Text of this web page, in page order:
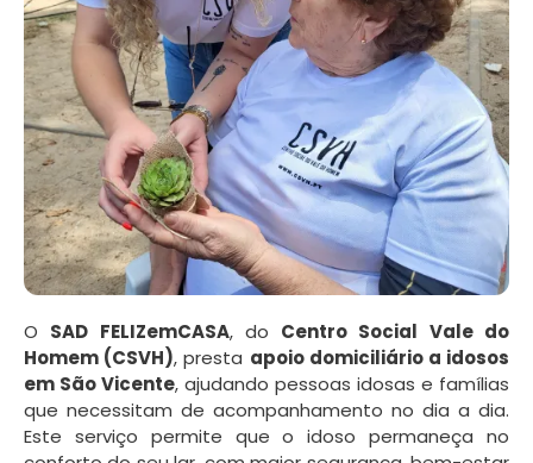
O SAD FELIZemCASA, do Centro Social Vale do
Homem (CSVH), presta apoio domiciliário a idosos
em São Vicente, ajudando pessoas idosas e famílias
que necessitam de acompanhamento no dia a dia.
Este serviço permite que o idoso permaneça no